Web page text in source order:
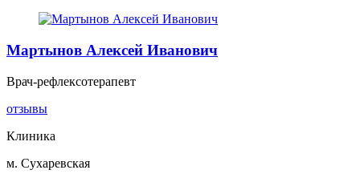
Мартынов Алексей Иванович
Врач-рефлексотерапевт
отзывы
Клиника
м. Сухаревская